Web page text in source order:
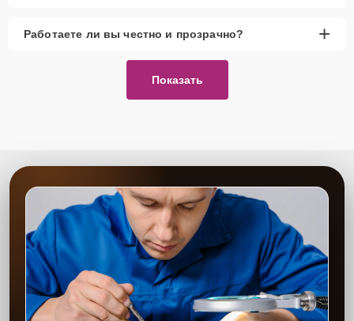
Работаете ли вы честно и прозрачно? +
Показать